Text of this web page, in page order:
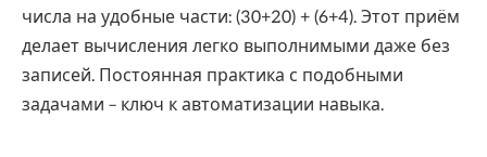
числа на удобные части: (30+20) + (6+4). Этот приём
делает вычисления легко выполнимыми даже без
записей. Постоянная практика с подобными
задачами – ключ к автоматизации навыка.